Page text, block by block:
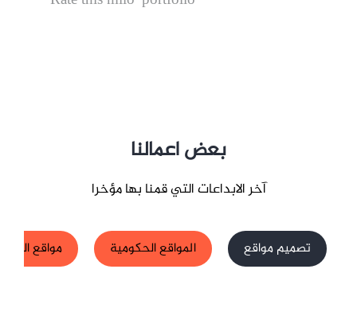
بعض اعمالنا
آخر الابداعات التي قمنا بها مؤخرا
تصميم مواقع المواقع الحكومية مواقع